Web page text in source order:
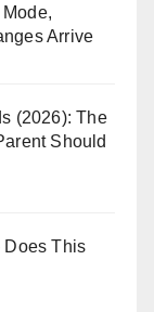
Arrive
(2026): The
Should
Does This